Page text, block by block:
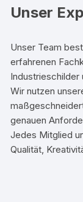
Unser
Unser Team
erfahrenen
Industrieschilder
Wir nutzen
genauen
Jedes Mitglied
Qualität,